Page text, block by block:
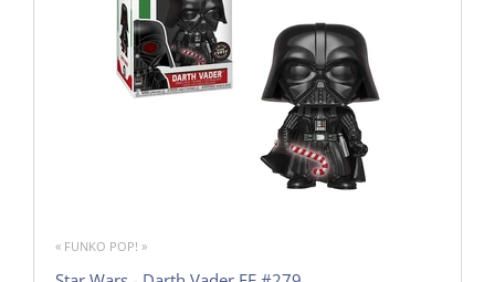
« FUNKO POP! »